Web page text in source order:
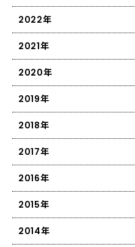
2022年
2021年
2020年
2019年
2018年
2017年
2016年
2015年
2014年